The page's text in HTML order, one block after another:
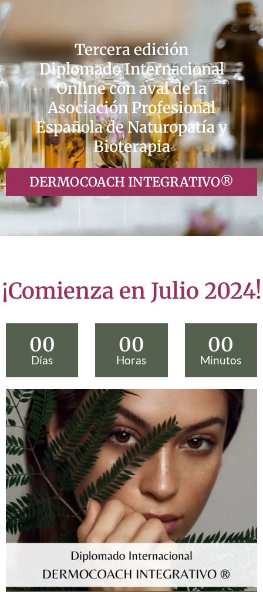
Tercera edición
Diplomado Internacional
Online con aval de la
Asociación Profesional
Española de Naturopatía y
Bioterapia
DERMOCOACH INTEGRATIVO®
¡Comienza en Julio 2024!
00
Días
00
Horas
00
Minutos